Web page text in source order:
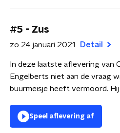
#5 - Zus
zo 24 januari 2021 Detail
In deze laatste aflevering van
Engelberts niet aan de vraag
buurmeisje heeft vermoord. Hij
Speel aflevering af